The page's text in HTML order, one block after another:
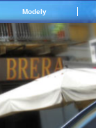
Modely